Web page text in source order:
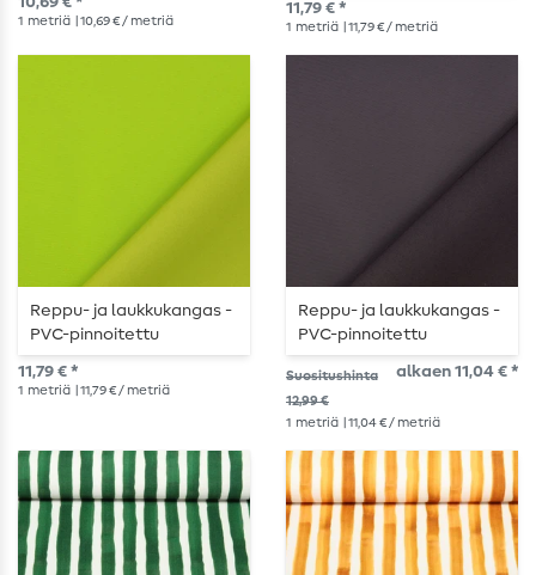
1 metriä | 10,69 € / metriä
11,79 € *
1 metriä | 11,79 € / metriä
Reppu- ja laukkukangas -
PVC-pinnoitettu
11,79 € *
1 metriä | 11,79 € / metriä
Reppu- ja laukkukangas -
PVC-pinnoitettu
antrasiitti
Suositushinta
12,99 €
alkaen 11,04 € *
1 metriä | 11,04 € / metriä